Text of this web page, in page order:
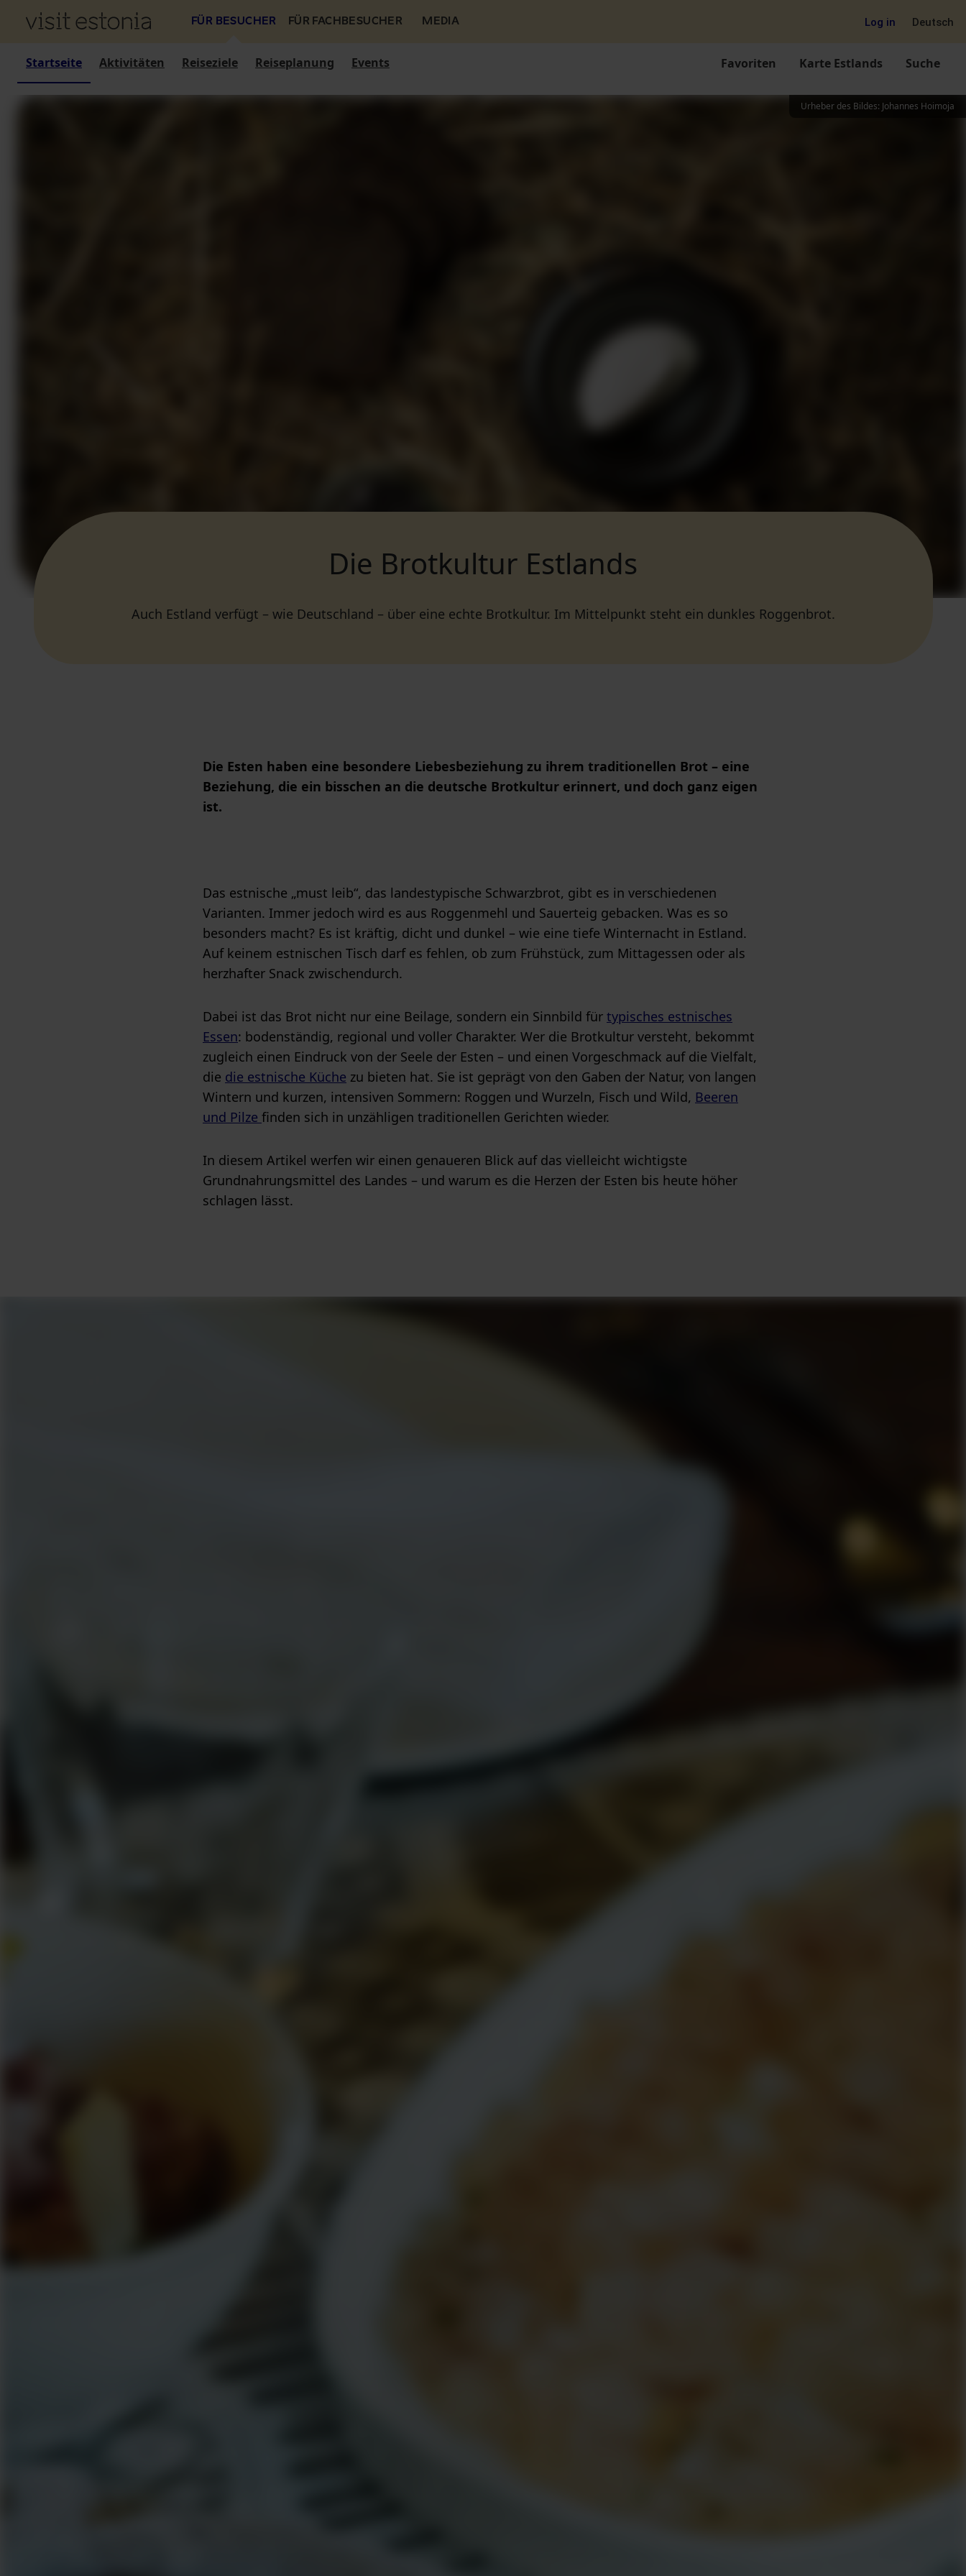
FÜR BESUCHER FÜR FACHBESUCHER MEDIA Log in Deutsch
Startseite Aktivitäten Reiseziele Reiseplanung Events Favoriten Karte Estlands Suche
Urheber des Bildes: Johannes Hoimoja
Die Brotkultur Estlands
Auch Estland verfügt – wie Deutschland – über eine echte Brotkultur. Im Mittelpunkt steht ein dunkles Roggenbrot.
Die Esten haben eine besondere Liebesbeziehung zu ihrem traditionellen Brot – eine
Beziehung, die ein bisschen an die deutsche Brotkultur erinnert, und doch ganz eigen
ist.
Das estnische „must leib“, das landestypische Schwarzbrot, gibt es in verschiedenen
Varianten. Immer jedoch wird es aus Roggenmehl und Sauerteig gebacken. Was es so
besonders macht? Es ist kräftig, dicht und dunkel – wie eine tiefe Winternacht in Estland.
Auf keinem estnischen Tisch darf es fehlen, ob zum Frühstück, zum Mittagessen oder als
herzhafter Snack zwischendurch.
Dabei ist das Brot nicht nur eine Beilage, sondern ein Sinnbild für typisches estnisches
Essen: bodenständig, regional und voller Charakter. Wer die Brotkultur versteht, bekommt
zugleich einen Eindruck von der Seele der Esten – und einen Vorgeschmack auf die Vielfalt,
die die estnische Küche zu bieten hat. Sie ist geprägt von den Gaben der Natur, von langen
Wintern und kurzen, intensiven Sommern: Roggen und Wurzeln, Fisch und Wild, Beeren
und Pilze finden sich in unzähligen traditionellen Gerichten wieder.
In diesem Artikel werfen wir einen genaueren Blick auf das vielleicht wichtigste
Grundnahrungsmittel des Landes – und warum es die Herzen der Esten bis heute höher
schlagen lässt.